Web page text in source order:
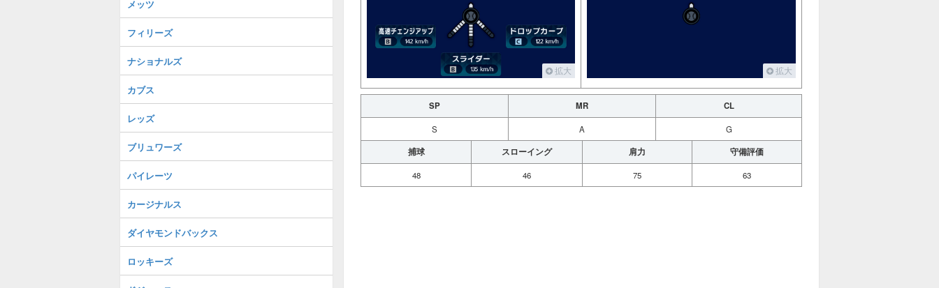
拡大 拡大
SP MR CL
S A G
捕球 スローイング 肩力 守備評価
48 46 75 63
メッツ
フィリーズ
ナショナルズ
カブス
レッズ
ブリュワーズ
パイレーツ
カージナルス
ダイヤモンドバックス
ロッキーズ